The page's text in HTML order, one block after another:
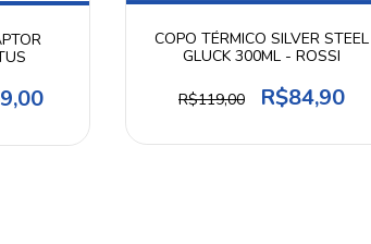
COPO TÉRMICO SILVER STEEL
GLUCK 300ML - ROSSI
R$119,00 R$84,90